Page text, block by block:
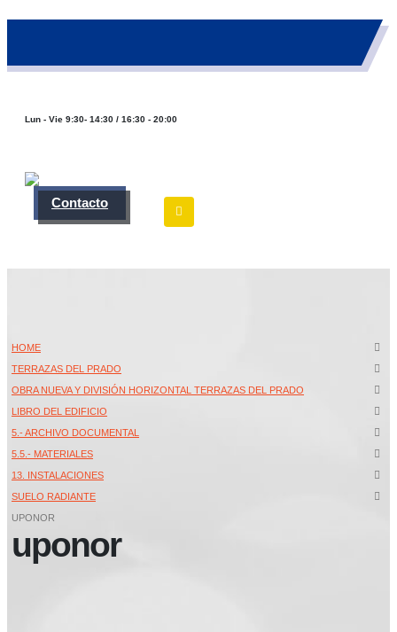
Lun - Vie 9:30- 14:30 / 16:30 - 20:00
Contacto
HOME
TERRAZAS DEL PRADO
OBRA NUEVA Y DIVISIÓN HORIZONTAL TERRAZAS DEL PRADO
LIBRO DEL EDIFICIO
5.- ARCHIVO DOCUMENTAL
5.5.- MATERIALES
13. INSTALACIONES
SUELO RADIANTE
UPONOR
uponor